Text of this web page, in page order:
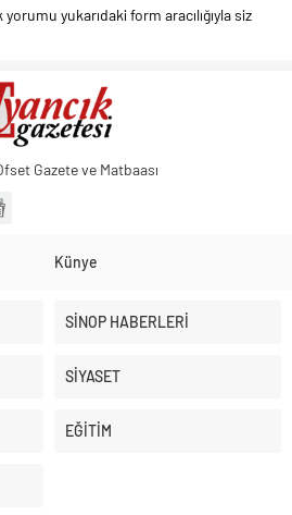
yukarıdaki form aracılığıyla siz
Gazete ve Matbaası
Künye
SİNOP HABERLERİ
SİYASET
EĞİTİM